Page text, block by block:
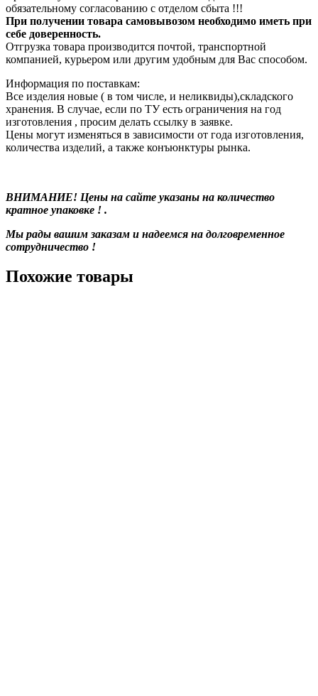
обязательному согласованию с отделом сбыта !!!
При получении товара самовывозом необходимо иметь при
себе доверенность.
Отгрузка товара производится почтой, транспортной
компанией, курьером или другим удобным для Вас способом.
Информация по поставкам:
Все изделия новые ( в том числе, и неликвиды),складского
хранения. В случае, если по ТУ есть ограничения на год
изготовления , просим делать ссылку в заявке.
Цены могут изменяться в зависимости от года изготовления,
количества изделий, а также конъюнктуры рынка.
ВНИМАНИЕ! Цены на сайте указаны на количество
кратное упаковке ! .
Мы рады вашим заказам и надеемся на долговременное
сотрудничество !
Похожие товары